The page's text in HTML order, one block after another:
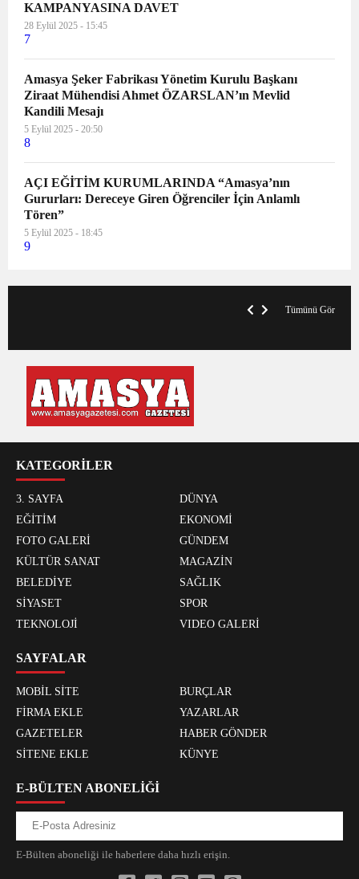
KAMPANYASINA DAVET
28 Eylül 2025 - 15:45
7
Amasya Şeker Fabrikası Yönetim Kurulu Başkanı
Ziraat Mühendisi Ahmet ÖZARSLAN’ın Mevlid
Kandili Mesajı
5 Eylül 2025 - 20:50
8
AÇI EĞİTİM KURUMLARINDA “Amasya’nın
Gururları: Dereceye Giren Öğrenciler İçin Anlamlı
Tören”
5 Eylül 2025 - 18:45
9
Tümünü Gör
KATEGORİLER
3. SAYFA
DÜNYA
EĞİTİM
EKONOMİ
FOTO GALERİ
GÜNDEM
KÜLTÜR SANAT
MAGAZİN
BELEDİYE
SAĞLIK
SİYASET
SPOR
TEKNOLOJİ
VIDEO GALERİ
SAYFALAR
MOBİL SİTE
BURÇLAR
FİRMA EKLE
YAZARLAR
GAZETELER
HABER GÖNDER
SİTENE EKLE
KÜNYE
E-BÜLTEN ABONELİĞİ
E-Bülten aboneliği ile haberlere daha hızlı erişin.